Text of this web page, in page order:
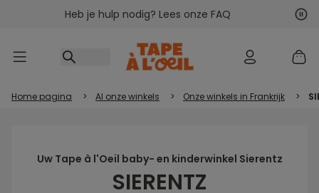
Ga naar inhoudHeb je hulp nodig? Lees onze FAQ
Home pagina > Al onze winkels > Onze winkels in Frankrijk >
Uw Tape à l'Oeil baby- en kinderwinkel Sierentz
SIERENTZ